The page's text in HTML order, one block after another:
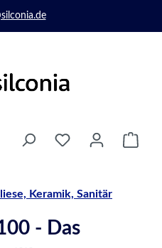
Keramik, Sanitär
- Das